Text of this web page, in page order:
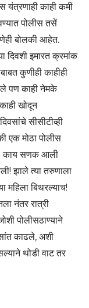
यंत्रणाही काही कमी
पोलीस तसें
बोलकी आहेत.
दिवशी इमारत क्रमांक
कुणीही काहीही
पण काही नेमके
खोदून
सीसीटीव्ही
मोठा पोलीस
काय सणक आली
झाले त्या तरुणाला
महिला बिथरल्याच!
नंतर रात्री
पोलीसठाण्याने
काढले, अशी
थोडी वाट तर